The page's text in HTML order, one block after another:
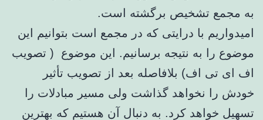
به مجمع تشخیص برگشته است.
امیدواریم با درایتی که در مجمع است بتوانیم این
موضوع را به نتیجه برسانیم. این موضوع ( تصویب
اف ای تی اف) بلافاصله بعد از تصویب تأثیر
خودش را نخواهد گذاشت ولی مسیر مبادلات را
تسهیل خواهد کرد. به دنبال آن هستیم که بهترین